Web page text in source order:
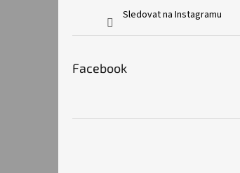
Sledovat na Instagramu
Facebook